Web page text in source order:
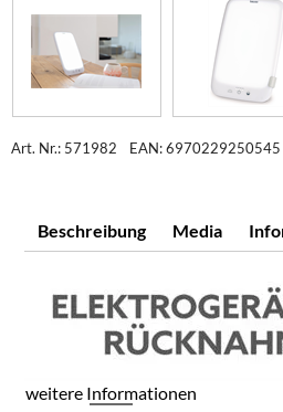
Art. Nr.: 571982 EAN: 6970229250545
Beschreibung Media
weitere Informationen